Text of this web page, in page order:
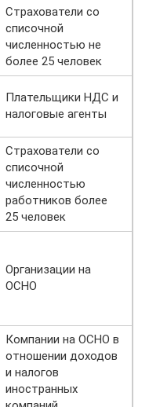
Страхователи со
списочной
численностью не
более 25 человек
Плательщики НДС и
налоговые агенты
Страхователи со
списочной
численностью
работников более
25 человек
Организации на
ОСНО
Компании на ОСНО в
отношении доходов
и налогов
иностранных